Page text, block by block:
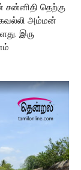
சன்னிதி தெற்கு
அம்மன்
இரு